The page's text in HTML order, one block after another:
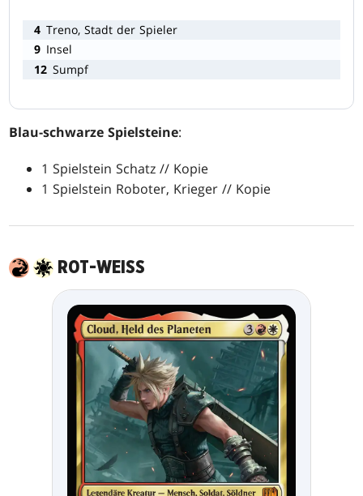
4 Treno, Stadt der Spieler
9 Insel
12 Sumpf
Blau-schwarze Spielsteine:
1 Spielstein Schatz // Kopie
1 Spielstein Roboter, Krieger // Kopie
ROT-WEISS